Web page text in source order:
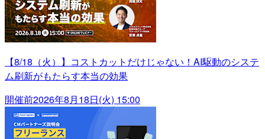
【8/18（火）】コストカットだけじゃない！AI駆動のシステ
ム刷新がもたらす本当の効果
開催前2026年8月18日(火) 15:00